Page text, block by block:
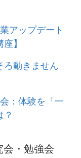
アップデート
】
ろ動きません
：体験を「一
会・勉強会